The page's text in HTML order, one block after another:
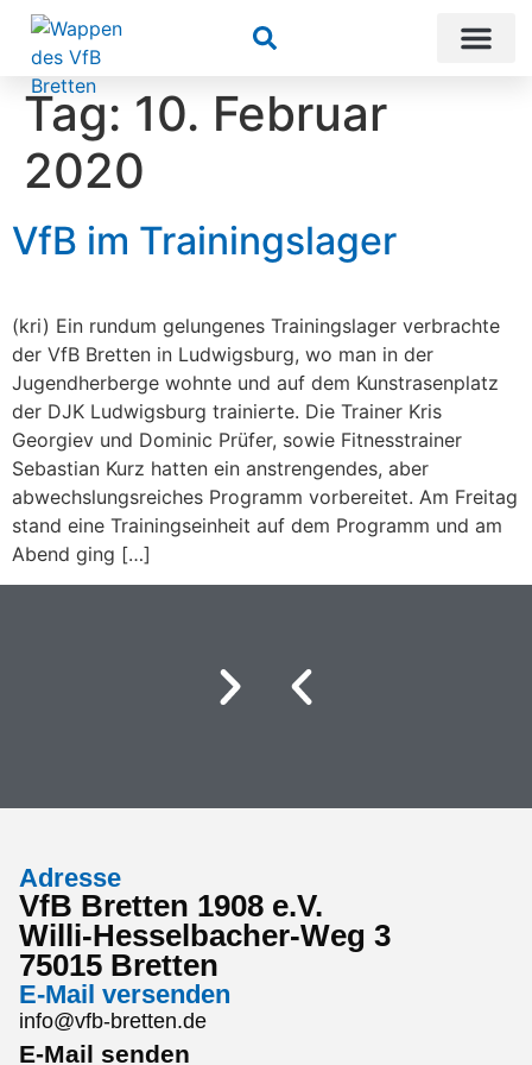
Suchen
Tag: 10. Februar
2020
VfB im Trainingslager
(kri) Ein rundum gelungenes Trainingslager verbrachte
der VfB Bretten in Ludwigsburg, wo man in der
Jugendherberge wohnte und auf dem Kunstrasenplatz
der DJK Ludwigsburg trainierte. Die Trainer Kris
Georgiev und Dominic Prüfer, sowie Fitnesstrainer
Sebastian Kurz hatten ein anstrengendes, aber
abwechslungsreiches Programm vorbereitet. Am Freitag
stand eine Trainingseinheit auf dem Programm und am
Abend ging […]
Adresse
VfB Bretten 1908 e.V.
Willi-Hesselbacher-Weg 3
75015 Bretten
E-Mail versenden
info@vfb-bretten.de
E-Mail senden